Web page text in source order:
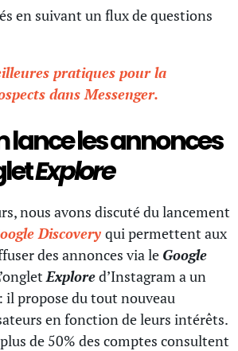
en suivant un flux de questions
pratiques pour la
dans Messenger.
les annonces
Explore
nous avons discuté du lancement
Discovery qui permettent aux
des annonces via le Google
Explored’Instagram a un
propose du tout nouveau
en fonction de leurs intérêts.
de 50% des comptes consultent